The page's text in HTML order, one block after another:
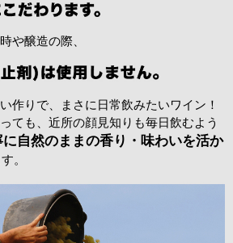
や醸造の際、
作りで、まさに日常飲みたいワイン！
ても、近所の顔見知りも毎日飲むよう
に自然のままの香り・味わいを活か
。